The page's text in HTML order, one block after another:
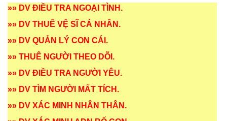
»» DV ĐIỀU TRA NGOẠI TÌNH .
»» DV THUÊ VỆ SĨ CÁ NHÂN .
»» DV QUẢN LÝ CON CÁI .
»» THUÊ NGƯỜI THEO DÕI .
»» DV ĐIỀU TRA NGƯỜI YÊU.
»» DV TÌM NGƯỜI MẤT TÍCH .
»» DV XÁC MINH NHÂN THÂN .